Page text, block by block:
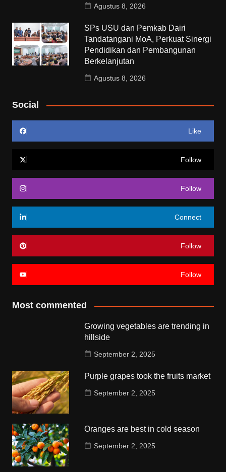
Agustus 8, 2026
SPs USU dan Pemkab Dairi
Tandatangani MoA, Perkuat Sinergi
Pendidikan dan Pembangunan
Berkelanjutan
Agustus 8, 2026
Social
Like
Follow
Follow
Connect
Follow
Follow
Most commented
Growing vegetables are trending in
hillside
September 2, 2025
Purple grapes took the fruits market
September 2, 2025
Oranges are best in cold season
September 2, 2025